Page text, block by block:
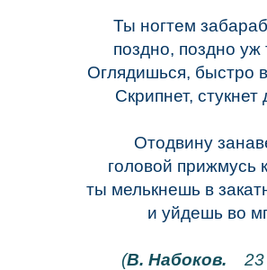
Ты ногтем
поздно, поздно уж
Оглядишься, быстро
Скрипнет, стукнет
Отодвину
головой прижмусь
ты мелькнешь в
и уйдешь во
(В. Набоков. 23